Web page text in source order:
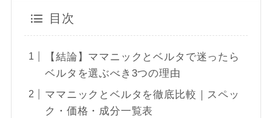
目次
【結論】ママニックとベルタで迷ったら
ベルタを選ぶべき3つの理由
ママニックとベルタを徹底比較｜スペッ
ク・価格・成分一覧表